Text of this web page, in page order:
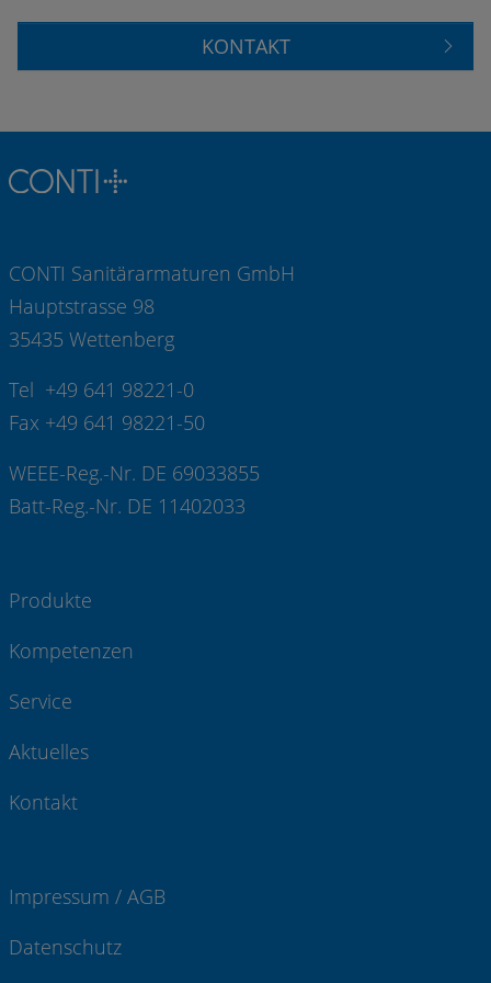
KONTAKT
CONTI Sanitärarmaturen GmbH
Hauptstrasse 98
35435 Wettenberg
Tel +49 641 98221-0
Fax +49 641 98221-50
WEEE-Reg.-Nr. DE 69033855
Batt-Reg.-Nr. DE 11402033
Produkte
Kompetenzen
Service
Aktuelles
Kontakt
Impressum / AGB
Datenschutz